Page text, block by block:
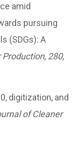
amid
pursuing
(SDGs): A
Production, 280,
digitization, and
of Cleaner